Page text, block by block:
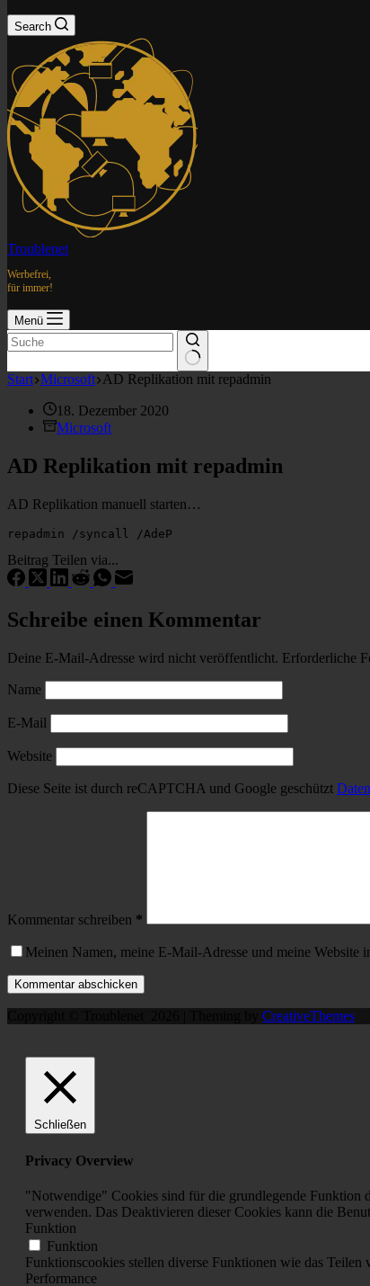
Search
Troublenet
Werbefrei,
für immer!
Menü
Start Microsoft AD Replikation mit repadmin
18. Dezember 2020
Microsoft
AD Replikation mit repadmin
AD Replikation manuell starten…
repadmin /syncall /AdeP
Beitrag Teilen via...
Schreibe einen Kommentar
Deine E-Mail-Adresse wird nicht veröffentlicht. Erforderliche
Name
E-Mail
Website
Diese Seite ist durch reCAPTCHA und Google geschützt
Kommentar schreiben *
Meinen Namen, meine E-Mail-Adresse und meine Website
Kommentar abschicken
CreativeThemes
Schließen
Privacy Overview
"Notwendige" Cookies sind für die grundlegende Funktion
verwenden. Das Deaktivieren dieser Cookies kann die
Funktion
Funktion
Funktionscookies stellen diverse Funktionen wie das
Performance